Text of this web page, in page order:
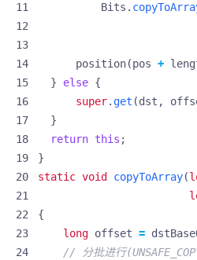
Bits .
position(pos +
}
else {
super. get (dst ,
}
return this ;
}
static void copyToArray(
{
long offset =
// 分批进行